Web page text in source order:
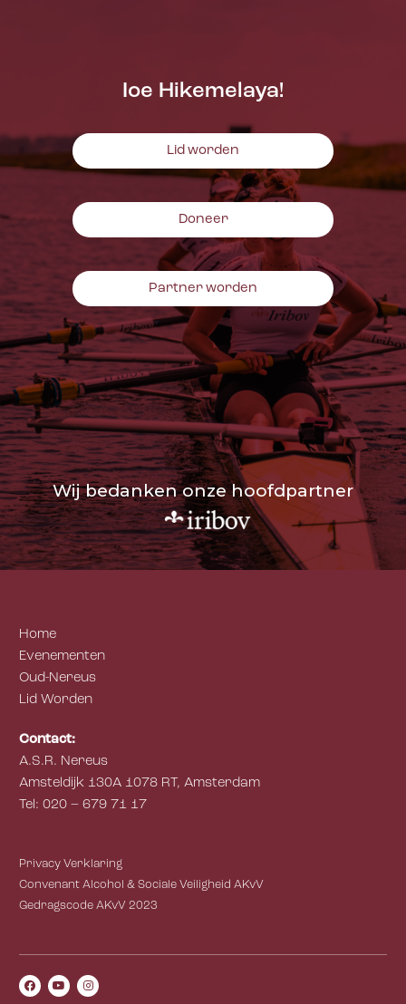
Ioe Hikemelaya!
Lid worden
Doneer
Partner worden
Wij bedanken onze hoofdpartner
Home
Evenementen
Oud-Nereus
Lid Worden
Contact:
A.S.R. Nereus
Amsteldijk 130A 1078 RT, Amsterdam
Tel: 020 – 679 71 17
Privacy Verklaring
Convenant Alcohol & Sociale Veiligheid AKvV
Gedragscode AKvV 2023